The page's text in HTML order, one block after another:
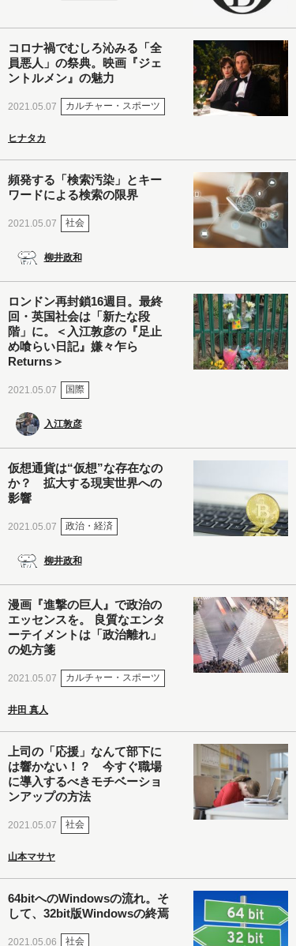
コロナ禍でむしろ沁みる「全
員悪人」の祭典。映画『ジェ
ントルメン』の魅力
2021.05.07 カルチャー・スポーツ
ヒナタカ
頻発する「検索汚染」とキー
ワードによる検索の限界
2021.05.07 社会
柳井政和
ロンドン再封鎖16週目。最終
回・英国社会は「新たな段
階」に。＜入江敦彦の『足止
め喰らい日記』嫌々乍ら
Returns＞
2021.05.07 国際
入江敦彦
仮想通貨は“仮想”な存在なの
か？ 拡大する現実世界への
影響
2021.05.07 政治・経済
柳井政和
漫画『進撃の巨人』で政治の
エッセンスを。 良質なエンタ
ーテイメントは「政治離れ」
の処方箋
2021.05.07 カルチャー・スポーツ
井田 真人
上司の「応援」なんて部下に
は響かない！？ 今すぐ職場
に導入するべきモチベーショ
ンアップの方法
2021.05.07 社会
山本マサヤ
64bitへのWindowsの流れ。そ
して、32bit版Windowsの終焉
2021.05.06 社会